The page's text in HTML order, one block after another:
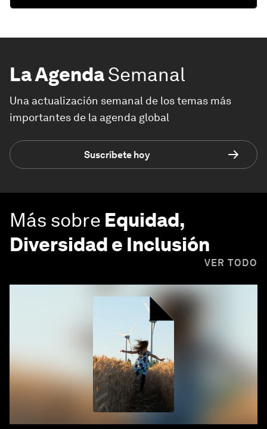
La AgendaSemanal
Una actualización semanal de los temas más
importantes de la agenda global
Suscríbete hoy
Más sobre Equidad,
Diversidad e Inclusión
VER TODO